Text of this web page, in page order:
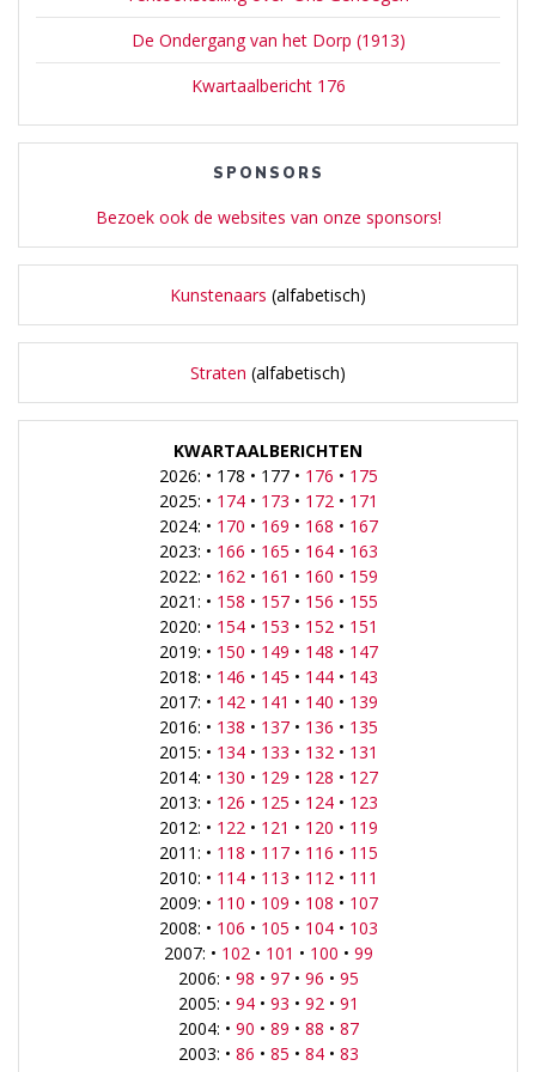
De Ondergang van het Dorp (1913)
Kwartaalbericht 176
SPONSORS
Bezoek ook de websites van onze sponsors!
Kunstenaars (alfabetisch)
Straten (alfabetisch)
KWARTAALBERICHTEN
2026: • 178 • 177 • 176 • 175
2025: • 174• 173 • 172• 171
2024: • 170 • 169 • 168 • 167
2023: • 166 • 165 • 164• 163
2022: • 162• 161 • 160 • 159
2021: • 158 • 157• 156 • 155
2020: • 154• 153 • 152• 151
2019: • 150 • 149 • 148 • 147
2018: • 146 • 145 • 144• 143
2017: • 142• 141 • 140 • 139
2016: • 138 • 137• 136 • 135
2015: • 134• 133 • 132• 131
2014: • 130 • 129 • 128 • 127
2013: • 126 • 125 • 124• 123
2012: • 122• 121 • 120 • 119
2011: • 118 • 117• 116 • 115
2010: • 114• 113 • 112• 111
2009: • 110 • 109 • 108 • 107
2008: • 106 • 105 • 104• 103
2007: • 102• 101 • 100 • 99
2006: • 98 • 97• 96 • 95
2005: • 94• 93 • 92• 91
2004: • 90 • 89 • 88 • 87
2003: • 86 • 85 • 84• 83